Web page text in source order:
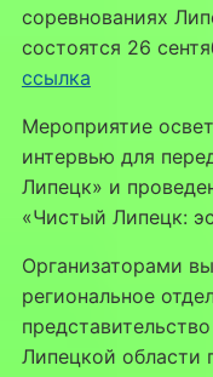
соревнованиях
состоятся 26
ссылка
Мероприятие
интервью для
Липецк» и
«Чистый Липецк:
Организаторами
региональное
Липецкой области